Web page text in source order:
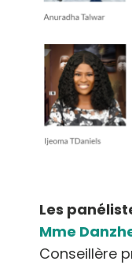
Les
Mme
Conseillère